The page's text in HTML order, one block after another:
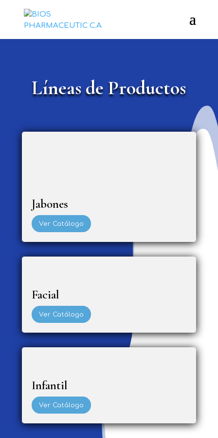
Líneas de Productos
Jabones
Ver Catálogo
Facial
Ver Catálogo
Infantil
Ver Catálogo